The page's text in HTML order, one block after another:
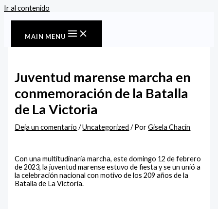
Ir al contenido
MAIN MENU
Juventud marense marcha en
conmemoración de la Batalla
de La Victoria
Deja un comentario /Uncategorized / PorGisela Chacin
Con una multitudinaria marcha, este domingo 12 de febrero
de 2023, la juventud marense estuvo de fiesta y se un unió a
la celebración nacional con motivo de los 209 años de la
Batalla de La Victoria.